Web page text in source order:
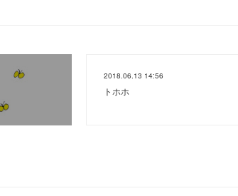
2018.06.13 14:56
トホホ